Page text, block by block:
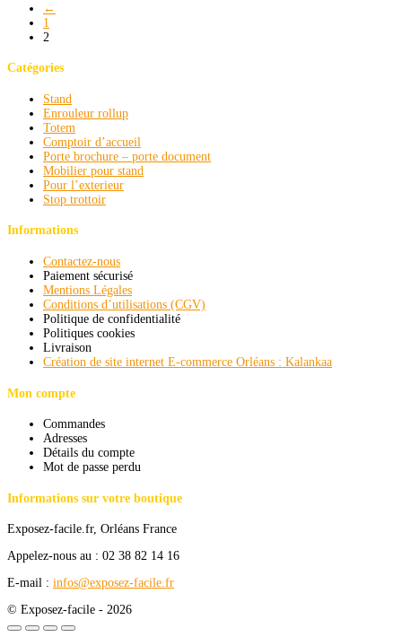
←
1
2
Catégories
Stand
Enrouleur rollup
Totem
Comptoir d’accueil
Porte brochure – porte document
Mobilier pour stand
Pour l’exterieur
Stop trottoir
Informations
Contactez-nous
Paiement sécurisé
Mentions Légales
Conditions d’utilisations (CGV)
Politique de confidentialité
Politiques cookies
Livraison
Création de site internet E-commerce Orléans : Kalankaa
Mon compte
Commandes
Adresses
Détails du compte
Mot de passe perdu
Informations sur votre boutique
Exposez-facile.fr, Orléans France
Appelez-nous au : 02 38 82 14 16
E-mail : infos@exposez-facile.fr
© Exposez-facile - 2026